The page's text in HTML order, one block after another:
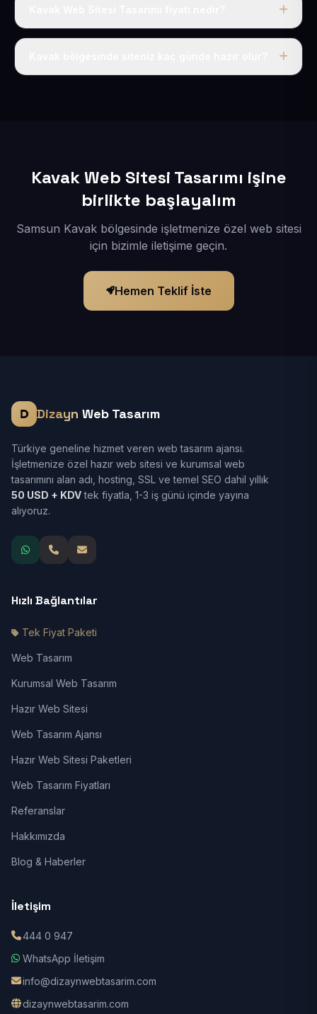
Tek fiyat uygulanır: yıllık 50 USD + KDV. Bu bedele alan
Kavak Web Sitesi Tasarımı işine
birlikte başlayalım
Samsun Kavak bölgesinde işletmenize özel web sitesi
için bizimle iletişime geçin.
Hemen Teklif İste
Dizayn Web Tasarım
Türkiye geneline hizmet veren web tasarım ajansı.
İşletmenize özel hazır web sitesi ve kurumsal web
tasarımını alan adı, hosting, SSL ve temel SEO dahil yıllık
50 USD + KDVtek fiyatla, 1-3 iş günü içinde yayına
alıyoruz.
Hızlı Bağlantılar
Tek Fiyat Paketi
Web Tasarım
Kurumsal Web Tasarım
Hazır Web Sitesi
Web Tasarım Ajansı
Hazır Web Sitesi Paketleri
Web Tasarım Fiyatları
Referanslar
Hakkımızda
Blog & Haberler
İletişim
444 0 947
WhatsApp İletişim
info@dizaynwebtasarim.com
dizaynwebtasarim.com